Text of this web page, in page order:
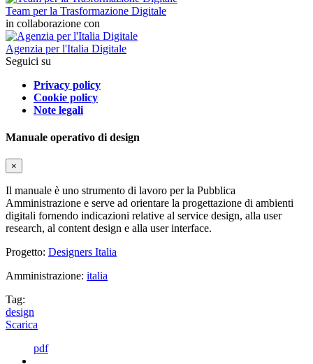
Team per la Trasformazione Digitale
in collaborazione con
Agenzia per l'Italia Digitale
Seguici su
Privacy policy
Cookie policy
Note legali
Manuale operativo di design
×
Il manuale è uno strumento di lavoro per la Pubblica
Amministrazione e serve ad orientare la progettazione di ambienti
digitali fornendo indicazioni relative al service design, alla user
research, al content design e alla user interface.
Progetto: Designers Italia
Amministrazione: italia
Tag:
design
Scarica
pdf